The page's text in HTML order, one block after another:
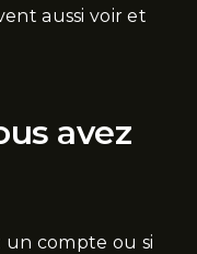
aussi voir et
avez
un compte ou si